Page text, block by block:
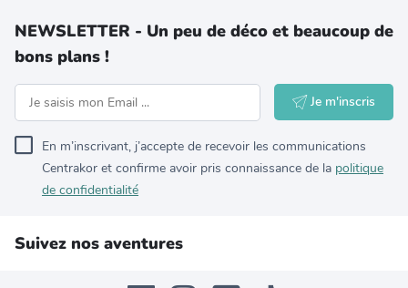
NEWSLETTER - Un peu de déco et beaucoup de
bons plans !
Je m'inscris
En m’inscrivant, j’accepte de recevoir les communications
Centrakor et confirme avoir pris connaissance de la politique
de confidentialité
Suivez nos aventures